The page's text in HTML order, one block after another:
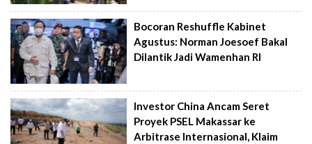
Bocoran Reshuffle Kabinet
Agustus: Norman Joesoef Bakal
Dilantik Jadi Wamenhan RI
Investor China Ancam Seret
Proyek PSEL Makassar ke
Arbitrase Internasional, Klaim